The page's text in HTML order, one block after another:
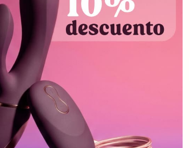
que vendemos funcionan
algún defecto de fabricación te lo
La ley de 2 años de garantía significa que
contra defectos de fabricación durante
uso o uso indebido.
desde la entrega para devolver productos
no te gusten o no los quieras.
nuestra política de devoluciones.